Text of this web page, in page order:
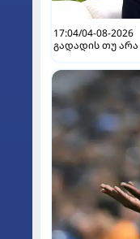
17:04/04-08-2026
გადადის თუ არა